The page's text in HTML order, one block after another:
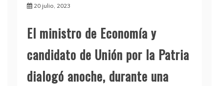
20 julio, 2023
El ministro de Economía y
candidato de Unión por la Patria
dialogó anoche, durante una